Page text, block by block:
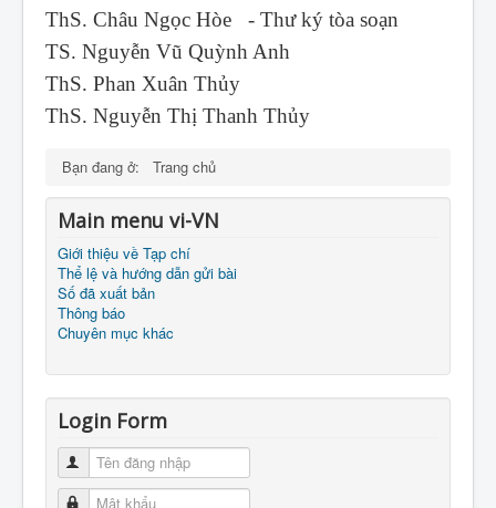
ThS. Châu Ngọc Hòe - Thư ký tòa soạn
TS. Nguyễn Vũ Quỳnh Anh
ThS. Phan Xuân Thủy
ThS. Nguyễn Thị Thanh Thủy
Bạn đang ở: Trang chủ
Main menu vi-VN
Giới thiệu về Tạp chí
Thể lệ và hướng dẫn gửi bài
Số đã xuất bản
Thông báo
Chuyên mục khác
Login Form
Tên đăng nhập
Mật khẩu